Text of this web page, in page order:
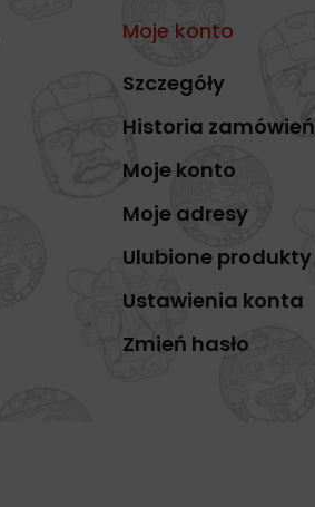
Moje konto
Szczegóły
Historia zamówień
Moje konto
Moje adresy
Ulubione produkty
Ustawienia konta
Zmień hasło